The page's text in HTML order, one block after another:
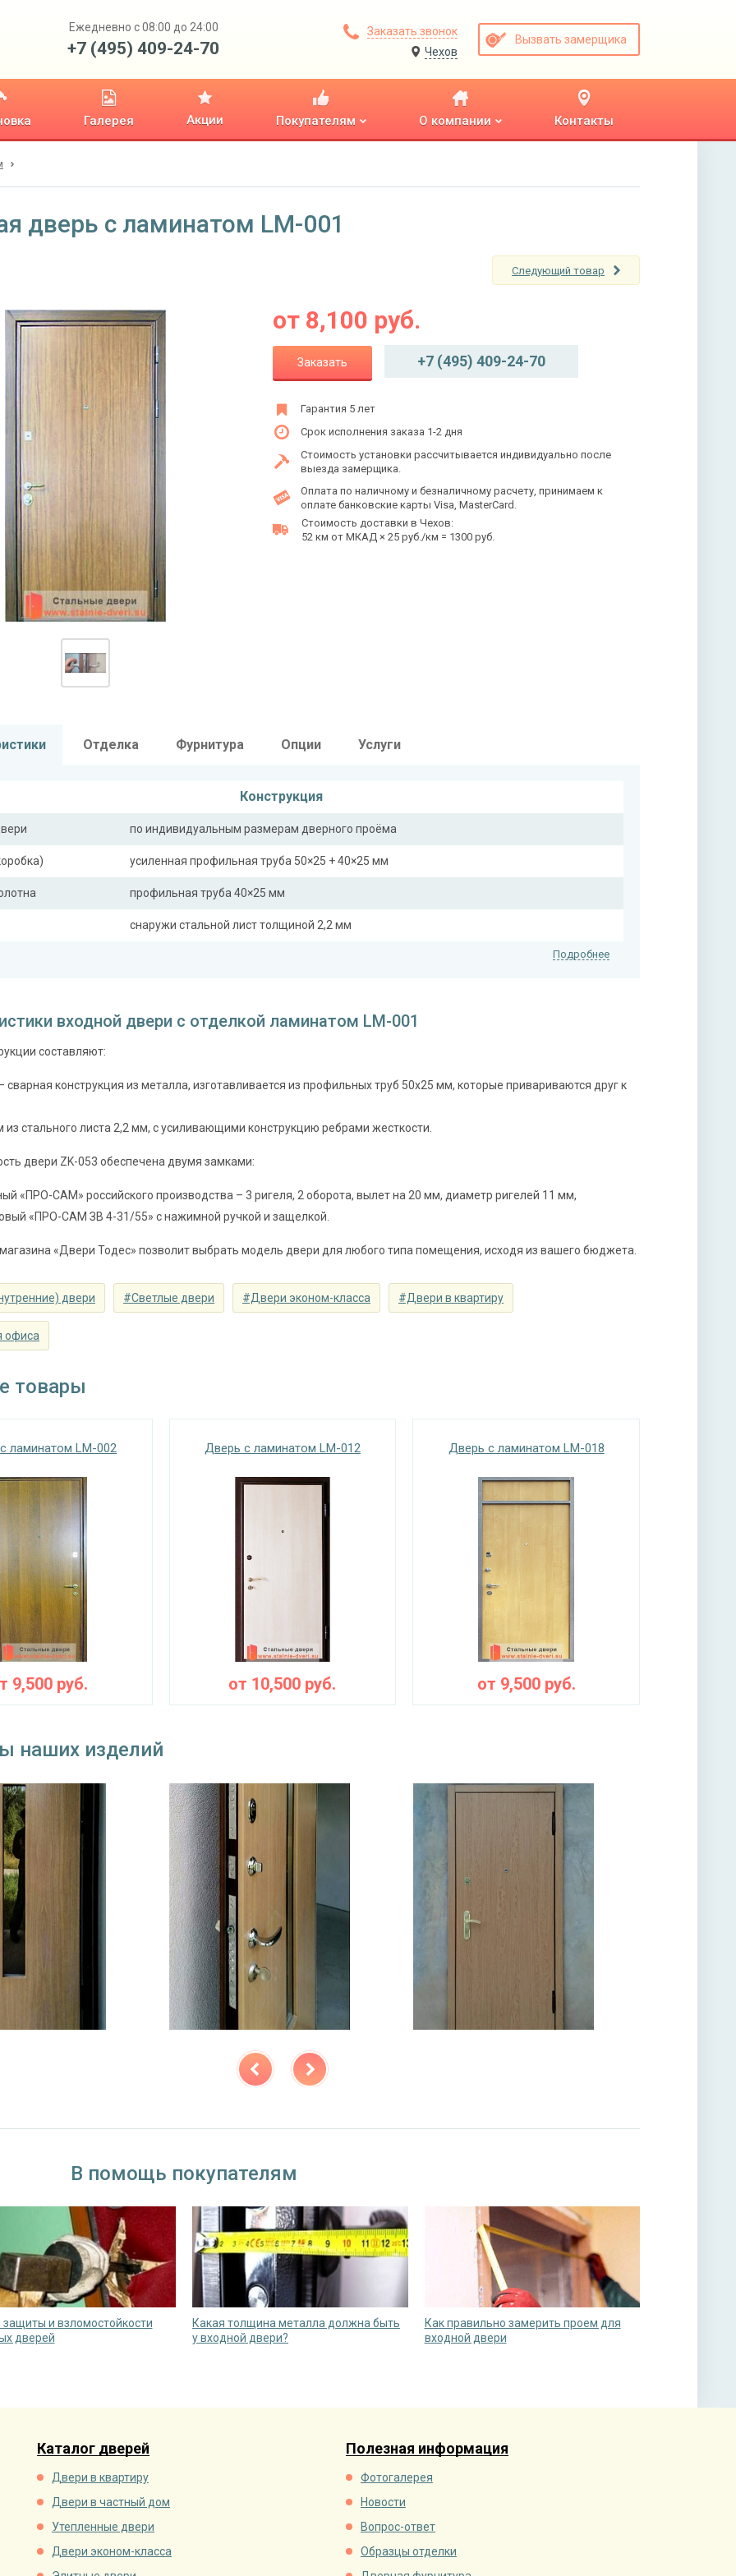
Ежедневно с 08:00 до 24:00
+7 (495) 409-24-70
Заказать звонок
Чехов
Вызвать замерщика
Галерея Акции Покупателям О компании Контакты
дверь с ламинатом LM-001
Следующий товар
от 8,100 руб.
Заказать +7 (495) 409-24-70
Гарантия 5 лет
Срок исполнения заказа 1-2 дня
Стоимость установки рассчитывается индивидуально после
выезда замерщика.
Оплата по наличному и безналичному расчету, принимаем к
оплате банковские карты Visa, MasterCard.
Стоимость доставки в Чехов:
52 км от МКАД × 25 руб./км = 1300 руб.
Отделка Фурнитура Опции Услуги
Конструкция
по индивидуальным размерам дверного проёма
усиленная профильная труба 50×25 + 40×25 мм
профильная труба 40×25 мм
снаружи стальной лист толщиной 2,2 мм
Отделка
винилискожа (цвет и рисунок на выбор)
угол обзора 200°
⌀22 мм (2 шт.)
Изоляционные материалы
левое / правое (на выбор)
Подробнее
входной двери с отделкой ламинатом LM-001
составляют:
сварная конструкция из металла, изготавливается из профильных труб 50х25 мм, которые привариваются друг к
из стального листа 2,2 мм, с усиливающими конструкцию ребрами жесткости.
двери ZK-053 обеспечена двумя замками:
«ПРО-САМ» российского производства – 3 ригеля, 2 оборота, вылет на 20 мм, диаметр ригелей 11 мм,
«ПРО-САМ ЗВ 4-31/55» с нажимной ручкой и защелкой.
«Двери Тодес» позволит выбрать модель двери для любого типа помещения, исходя из вашего бюджета.
двери #Светлые двери #Двери эконом-класса #Двери в квартиру
офиса
товары
ламинатом LM-002
9,500 руб.
Дверь с ламинатом LM-012
от 10,500 руб.
Дверь с ламинатом LM-018
от 9,500руб.
наших изделий
В помощь покупателям
защиты и взломостойкости
дверей
Какая толщина металла должна быть
у входной двери?
Как правильно замерить проем для
входной двери
Каталог дверей
Двери в квартиру
Двери в частный дом
Утепленные двери
Двери эконом-класса
Полезная информация
Фотогалерея
Новости
Вопрос-ответ
Образцы отделки